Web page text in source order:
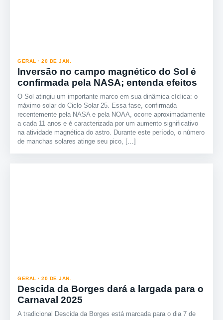
GERAL · 20 DE JAN.
Inversão no campo magnético do Sol é
confirmada pela NASA; entenda efeitos
O Sol atingiu um importante marco em sua dinâmica cíclica: o
máximo solar do Ciclo Solar 25. Essa fase, confirmada
recentemente pela NASA e pela NOAA, ocorre aproximadamente
a cada 11 anos e é caracterizada por um aumento significativo
na atividade magnética do astro. Durante este período, o número
de manchas solares atinge seu pico, […]
GERAL · 20 DE JAN.
Descida da Borges dará a largada para o
Carnaval 2025
A tradicional Descida da Borges está marcada para o dia 7 de